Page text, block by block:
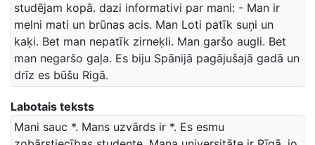
studējam kopā. dazi informativi par mani: - Man ir
melni mati un brūnas acis. Man Loti patīk suņi un
kaķi. Bet man nepatīk zirneķli. Man garšo augli. Bet
man negaršo gaļa. Es biju Spānijā pagājušajā gadā un
drīz es būšu Rigā.
Labotais teksts
Mani sauc *. Mans uzvārds ir *. Es esmu